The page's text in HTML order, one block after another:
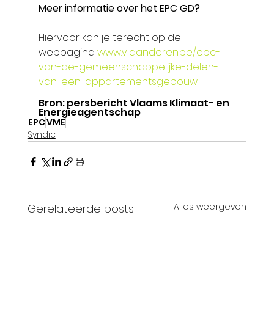
Meer informatie over het EPC GD?
Hiervoor kan je terecht op de
webpagina www.vlaanderen.be/epc-
van-de-gemeenschappelijke-delen-
van-een-appartementsgebouw.
Bron: persbericht Vlaams Klimaat- en
Energieagentschap
EPCVME
Syndic
Gerelateerde posts Alles weergeven